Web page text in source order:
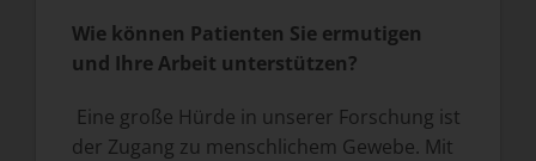
Wie können Patienten Sie ermutigen
und Ihre Arbeit unterstützen?
Eine große Hürde in unserer Forschung ist
der Zugang zu menschlichem Gewebe. Mit